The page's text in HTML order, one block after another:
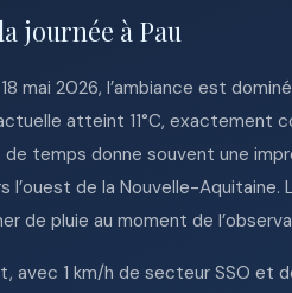
journée à Pau
mai 2026, l’ambiance est
atteint 11°C, exactement
de temps donne souvent une
l’ouest de la Nouvelle-
de pluie au moment de
1 km/h de secteur SSO et